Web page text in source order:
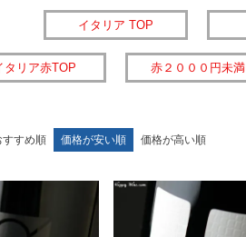
イタリア TOP
タリア赤TOP 赤２０００円未満
すすめ順 価格が安い順 価格が高い順